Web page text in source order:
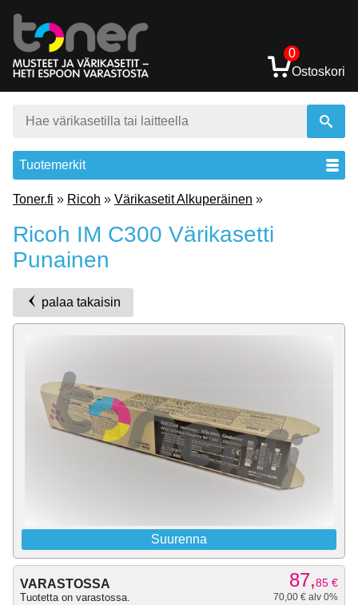
0
Ostoskori
Tuotemerkit
Toner.fi » Ricoh » Värikasetit Alkuperäinen »
Ricoh IM C300 Värikasetti
Punainen
palaa takaisin
Suurenna
VARASTOSSA
Tuotetta on varastossa.
87,85 €
70,00 € alv 0%